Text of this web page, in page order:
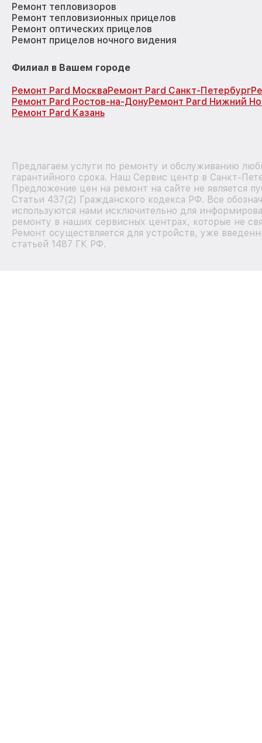
Ремонт тепловизоров
Ремонт тепловизионных прицелов
Ремонт оптических прицелов
Ремонт прицелов ночного видения
Филиал в Вашем городе
Ремонт Pard МоскваРемонт Pard Санкт-Петербург
Ремонт Pard Ростов-на-ДонуРемонт Pard Нижний
Ремонт Pard Казань
Предлагаем услуги по ремонту и обслуживанию
гарантийного срока. Наш Сервис центр в Санкт-
Предложение цен на ремонт на сайте не является
Статьи 437(2) Гражданского кодекса РФ. Все
используются нами исключительно для
ремонту в наших сервисных центрах, которые не
Ремонт осуществляется для устройств, уже
статьей 1487 ГК РФ.